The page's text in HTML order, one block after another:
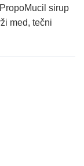
sirup
med, tečni